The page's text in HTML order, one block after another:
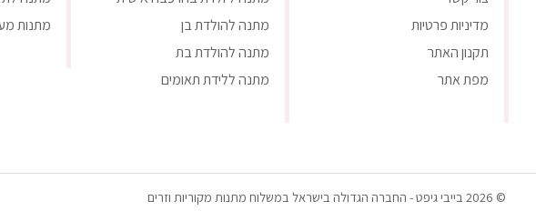
מדיניות פרטיות
תקנון האתר
מפת אתר
מתנה להולדת בן
מתנה להולדת בת
מתנה ללידת תאומים
מתנות
© 2026 בייבי גיפט - החברה הגדולה בישראל במשלוח מתנות מקוריות וזרים